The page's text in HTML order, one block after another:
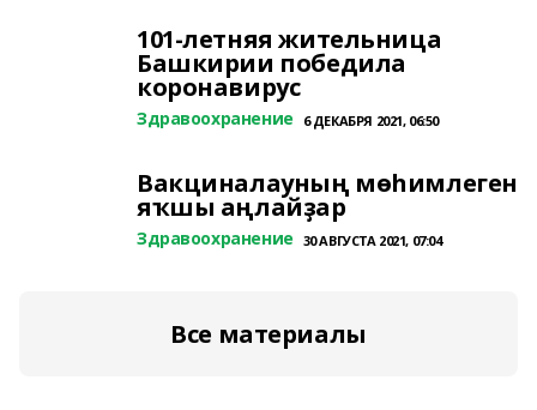
101-летняя жительница
Башкирии победила
коронавирус
Здравоохранение 6 ДЕКАБРЯ 2021, 06:50
Вакциналауның мөһимлеген
яҡшы аңлайҙар
Здравоохранение 30 АВГУСТА 2021, 07:04
Все материалы